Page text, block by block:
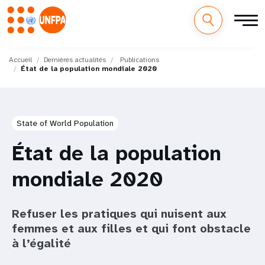
au
contenu
M
Accueil Dernières actualités
Publications
État de la population mondiale 2020
State of World Population
État de la population
mondiale 2020
Refuser les pratiques qui nuisent aux
femmes et aux filles et qui font obstacle
à l’égalité